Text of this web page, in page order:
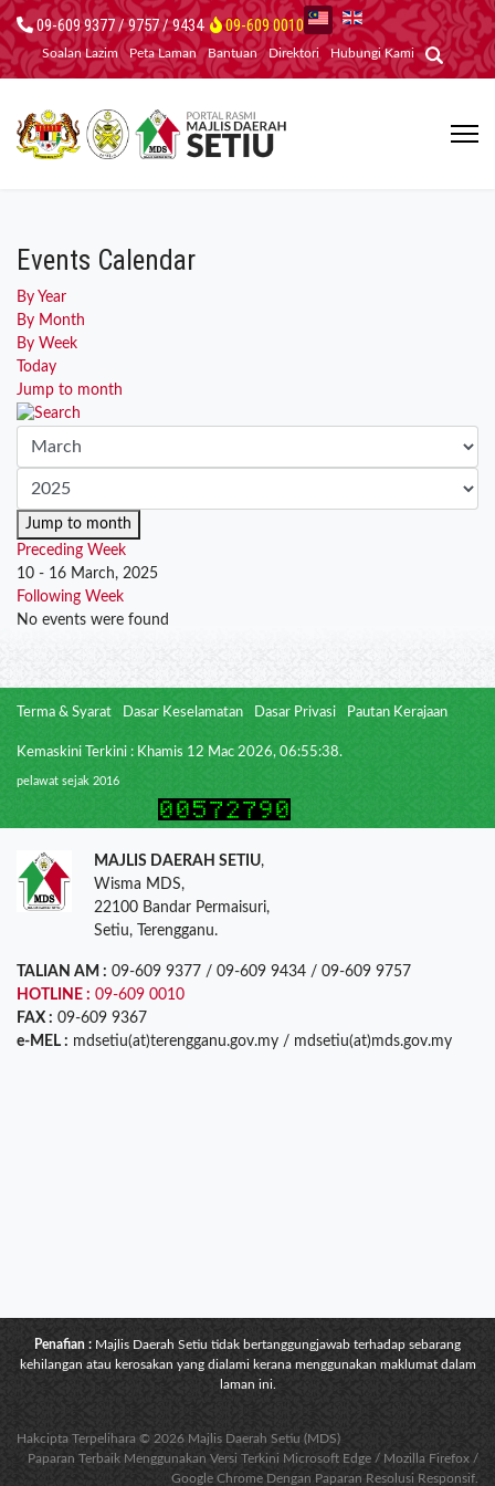
09-609 9377 / 9757 / 9434 09-609 0010
Soalan Lazim Peta Laman Bantuan Direktori Hubungi Kami
Events Calendar
By Year
By Month
By Week
Today
Jump to month
Jump to month
Preceding Week
10 - 16 March, 2025
Following Week
No events were found
Terma & Syarat Dasar Keselamatan Dasar Privasi Pautan Kerajaan
Kemaskini Terkini : Khamis 12 Mac 2026, 06:55:38.
pelawat sejak 2016
MAJLIS DAERAH SETIU,
Wisma MDS,
22100 Bandar Permaisuri,
Setiu, Terengganu.
TALIAN AM : 09-609 9377 / 09-609 9434 / 09-609 9757
HOTLINE : 09-609 0010
FAX : 09-609 9367
e-MEL : mdsetiu(at)terengganu.gov.my / mdsetiu(at)mds.gov.my
Penafian : Majlis Daerah Setiu tidak bertanggungjawab terhadap sebarang
kehilangan atau kerosakan yang dialami kerana menggunakan maklumat dalam
laman ini.
Hakcipta Terpelihara © 2026 Majlis Daerah Setiu (MDS)
Paparan Terbaik Menggunakan Versi Terkini Microsoft Edge / Mozilla Firefox /
Google Chrome Dengan Paparan Resolusi Responsif.